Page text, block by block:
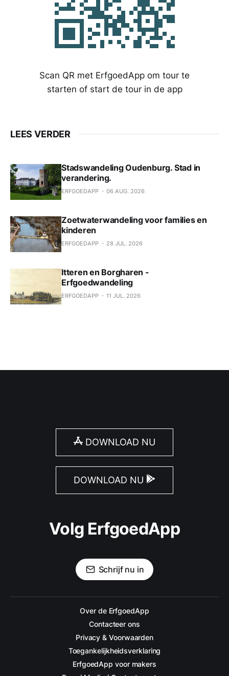
Scan QR met ErfgoedApp om tour te
starten of start de tour in de app
LEES VERDER
Stadswandeling Oudenburg. Stad in
verandering.
ERFGOEDAPP 06 AUG. 2026
Zoetwaterwandeling voor families en
kinderen
ERFGOEDAPP 28 JUL. 2026
Itteren en Borgharen -
Erfgoedwandeling
ERFGOEDAPP 11 JUL. 2026
DOWNLOAD NU
DOWNLOAD NU
Volg ErfgoedApp
Schrijf nu in
Over de ErfgoedApp
Contacteer ons
Privacy & Voorwaarden
Toegankelijkheidsverklaring
ErfgoedApp voor makers